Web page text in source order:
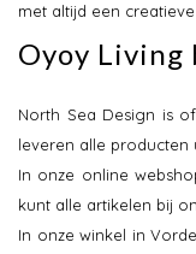
met altijd een
Oyoy Living
North Sea Design is
leveren alle producten
In onze online
kunt alle artikelen bij
In onze winkel in